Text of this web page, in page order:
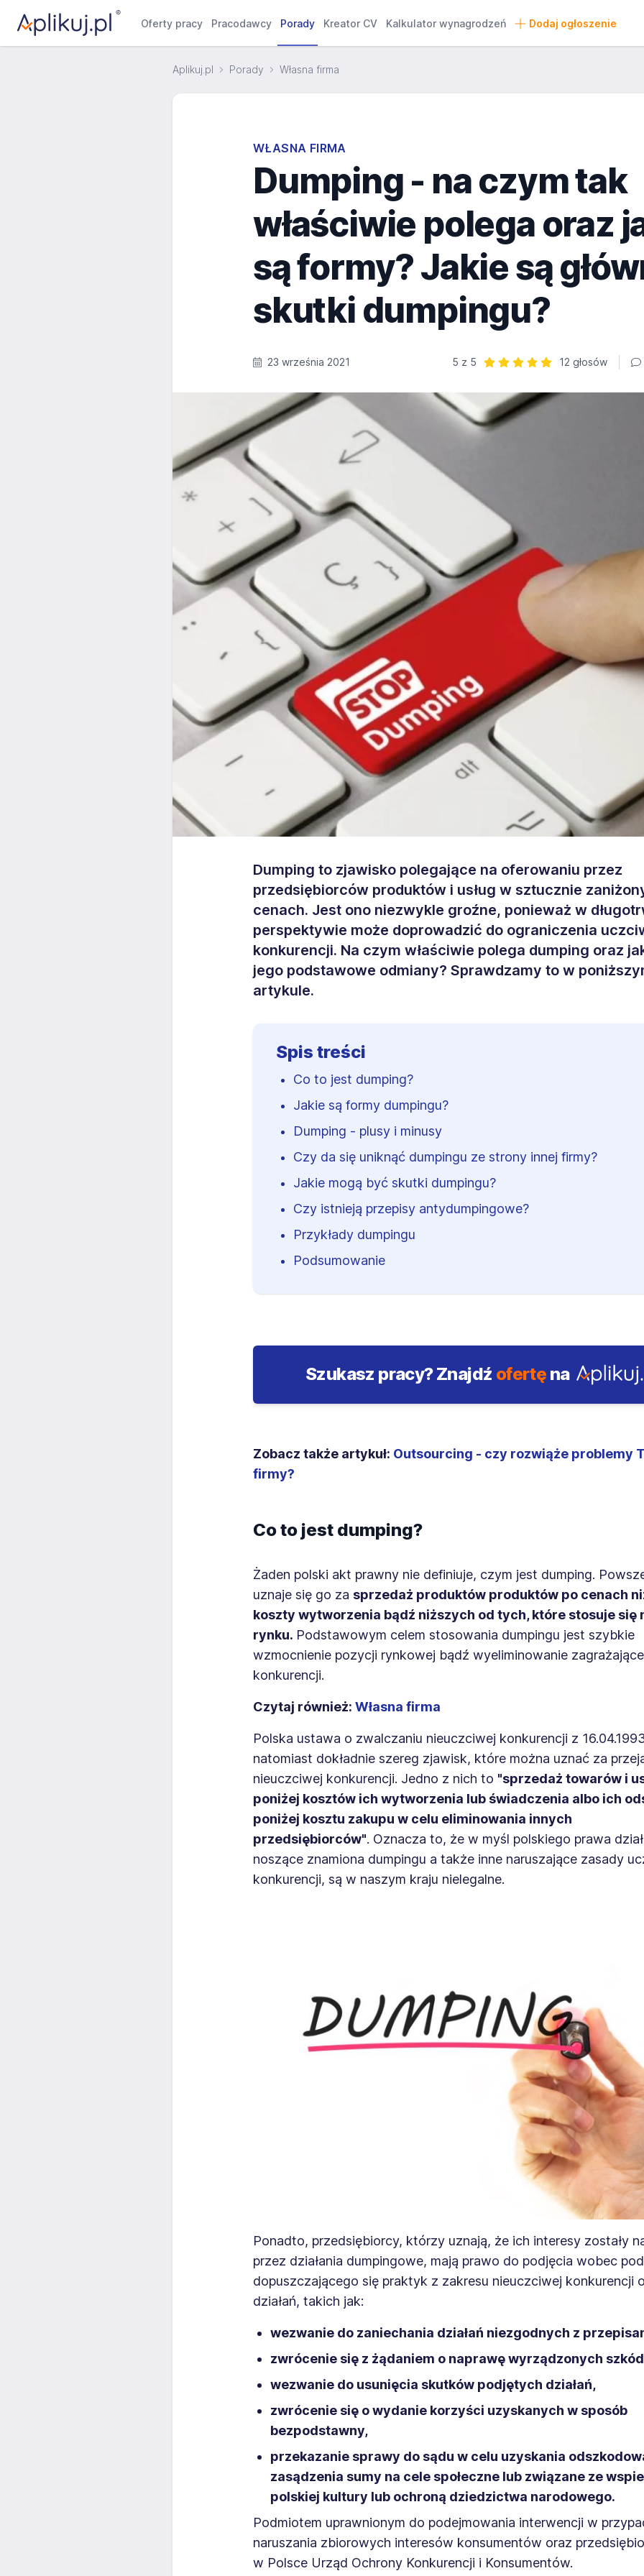
Oferty pracy Pracodawcy Porady Kreator CV Kalkulator wynagrodzeń Dodaj ogłoszenie
Aplikuj.pl Porady Własna firma
WŁASNA FIRMA
Dumping - na czym tak
właściwie polega oraz
są formy? Jakie są
skutki dumpingu?
23 września 2021
5 z 5
12 głosów
Dumping to zjawisko polegające na oferowaniu przez
przedsiębiorców produktów i usług w sztucznie
cenach. Jest ono niezwykle groźne, ponieważ w
perspektywie może doprowadzić do ograniczenia
konkurencji. Na czym właściwie polega dumping oraz
jego podstawowe odmiany? Sprawdzamy to w
artykule.
Spis treści
Co to jest dumping?
Jakie są formy dumpingu?
Dumping - plusy i minusy
Czy da się uniknąć dumpingu ze strony innej firmy?
Jakie mogą być skutki dumpingu?
Czy istnieją przepisy antydumpingowe?
Przykłady dumpingu
Podsumowanie
Szukasz pracy?Znajdź ofertę na
Zobacz także artykuł: Outsourcing - czy rozwiąże problemy
firmy?
Co to jest dumping?
Żaden polski akt prawny nie definiuje, czym jest dumping.
uznaje się go za sprzedaż produktów produktów po cenach
koszty wytworzenia bądź niższych od tych, które stosuje się
rynku. Podstawowym celem stosowania dumpingu jest szybkie
wzmocnienie pozycji rynkowej bądź wyeliminowanie
konkurencji.
Czytaj również: Własna firma
Polska ustawa o zwalczaniu nieuczciwej konkurencji z
natomiast dokładnie szereg zjawisk, które można uznać za
nieuczciwej konkurencji. Jedno z nich to "sprzedaż towarów i
poniżej kosztów ich wytworzenia lub świadczenia albo ich
poniżej kosztu zakupu w celu eliminowania innych
przedsiębiorców". Oznacza to, że w myśl polskiego prawa
noszące znamiona dumpingu a także inne naruszające zasady
konkurencji, są w naszym kraju nielegalne.
Ponadto, przedsiębiorcy, którzy uznają, że ich interesy zostały
przez działania dumpingowe, mają prawo do podjęcia wobec
dopuszczającego się praktyk z zakresu nieuczciwej konkurencji
działań, takich jak:
wezwanie do zaniechania działań niezgodnych z
zwrócenie się z żądaniem o naprawę wyrządzonych
wezwanie do usunięcia skutków podjętych działań,
zwrócenie się o wydanie korzyści uzyskanych w sposób
bezpodstawny,
przekazanie sprawy do sądu w celu uzyskania
zasądzenia sumy na cele społeczne lub związane ze
polskiej kultury lub ochroną dziedzictwa narodowego.
Podmiotem uprawnionym do podejmowania interwencji w
naruszania zbiorowych interesów konsumentów oraz
w Polsce Urząd Ochrony Konkurencji i Konsumentów.